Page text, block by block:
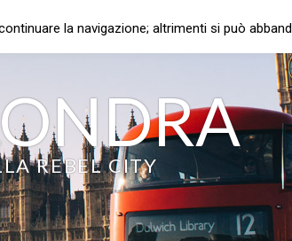
REBEL CITY
la navigazione; altrimenti si può